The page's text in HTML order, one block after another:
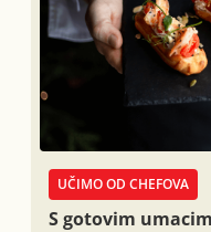
UČIMO OD CHEFOVA
S gotovim